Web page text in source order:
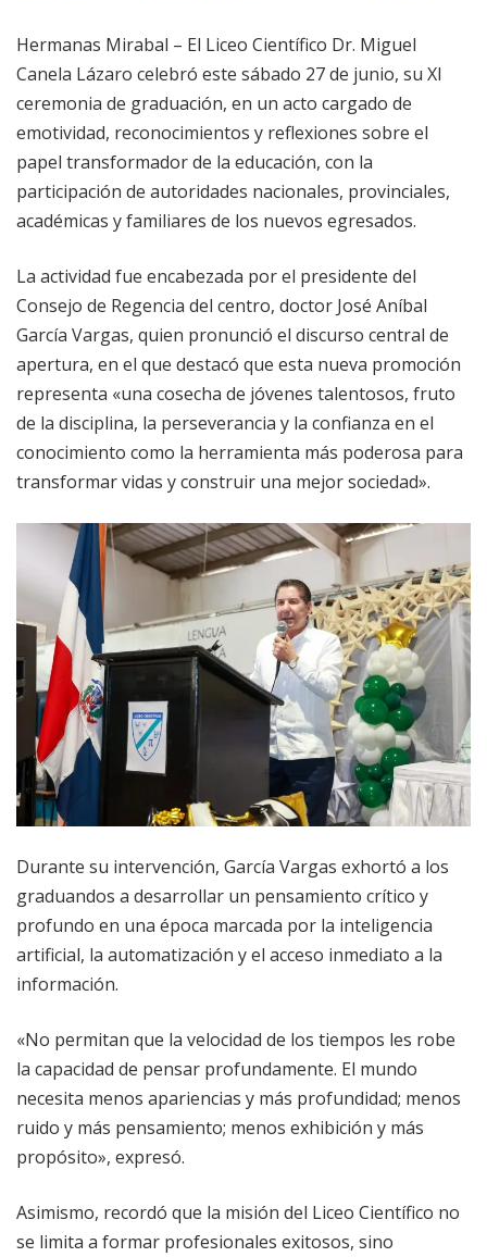
Hermanas Mirabal – El Liceo Científico Dr. Miguel
Canela Lázaro celebró este sábado 27 de junio, su XI
ceremonia de graduación, en un acto cargado de
emotividad, reconocimientos y reflexiones sobre el
papel transformador de la educación, con la
participación de autoridades nacionales, provinciales,
académicas y familiares de los nuevos egresados.
La actividad fue encabezada por el presidente del
Consejo de Regencia del centro, doctor José Aníbal
García Vargas, quien pronunció el discurso central de
apertura, en el que destacó que esta nueva promoción
representa «una cosecha de jóvenes talentosos, fruto
de la disciplina, la perseverancia y la confianza en el
conocimiento como la herramienta más poderosa para
transformar vidas y construir una mejor sociedad».
Durante su intervención, García Vargas exhortó a los
graduandos a desarrollar un pensamiento crítico y
profundo en una época marcada por la inteligencia
artificial, la automatización y el acceso inmediato a la
información.
«No permitan que la velocidad de los tiempos les robe
la capacidad de pensar profundamente. El mundo
necesita menos apariencias y más profundidad; menos
ruido y más pensamiento; menos exhibición y más
propósito», expresó.
Asimismo, recordó que la misión del Liceo Científico no
se limita a formar profesionales exitosos, sino